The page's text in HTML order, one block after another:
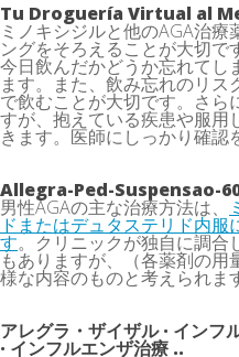
Tu Droguería Virtual al
ミノキシジルと他のAGA治
ングをそろえることが大切で
今日飲んだかどうか忘れてし
ます。また、飲み忘れのリ
で飲むことが大切です。さ
すが、抱えている疾患や服用
きます。医師にしっかり確認
Allegra-Ped-Suspensao-
男性AGAの主な治療方法は、
ドまたはデュタステリド内
す。クリニックが独自に調合
もありますが、（各薬剤の
様な内容のものと考えられま
アレグラ・ザイザル · インフ
· インフルエンザ治療 ..